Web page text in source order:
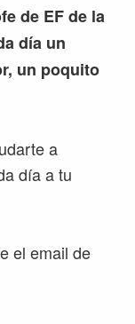
de EF de la
día un
un poquito
a
día a tu
el email de